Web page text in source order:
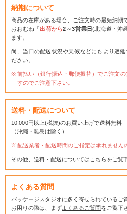
納期について
商品の在庫がある場合、ご注文時の最短納期
おおむね「出荷から2～3営業日(北海道・沖
ます。
尚、当日の配送状況や天候などにもより遅
ださい。
前払い（銀行振込・郵便振替）でご注文の
すのでご注意下さい。
送料・配送について
10,000円以上(税抜)のお買い上げで送料無料
（沖縄・離島は除く）
配送業者・配送時間のご指定は承れません
その他、送料・配送については こちらをご覧
よくある質問
パッケージスタジオに多く寄せられているご
お困りの際は、まずよくあるご質問をご覧下